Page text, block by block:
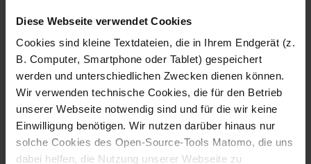
Diese Webseite verwendet Cookies
Cookies sind kleine Textdateien, die in Ihrem Endgerät (z.
B. Computer, Smartphone oder Tablet) gespeichert
werden und unterschiedlichen Zwecken dienen können.
Wir verwenden technische Cookies, die für den Betrieb
unserer Webseite notwendig sind und für die wir keine
Einwilligung benötigen. Wir nutzen darüber hinaus nur
solche Cookies des Open-Source-Tools Matomo, die uns
dabei helfen, die Nutzung unserer Webseite zu
Fotografo: Lorenz
Sternbach
Download
Fotografo: Lorenz
Sternbach
Download